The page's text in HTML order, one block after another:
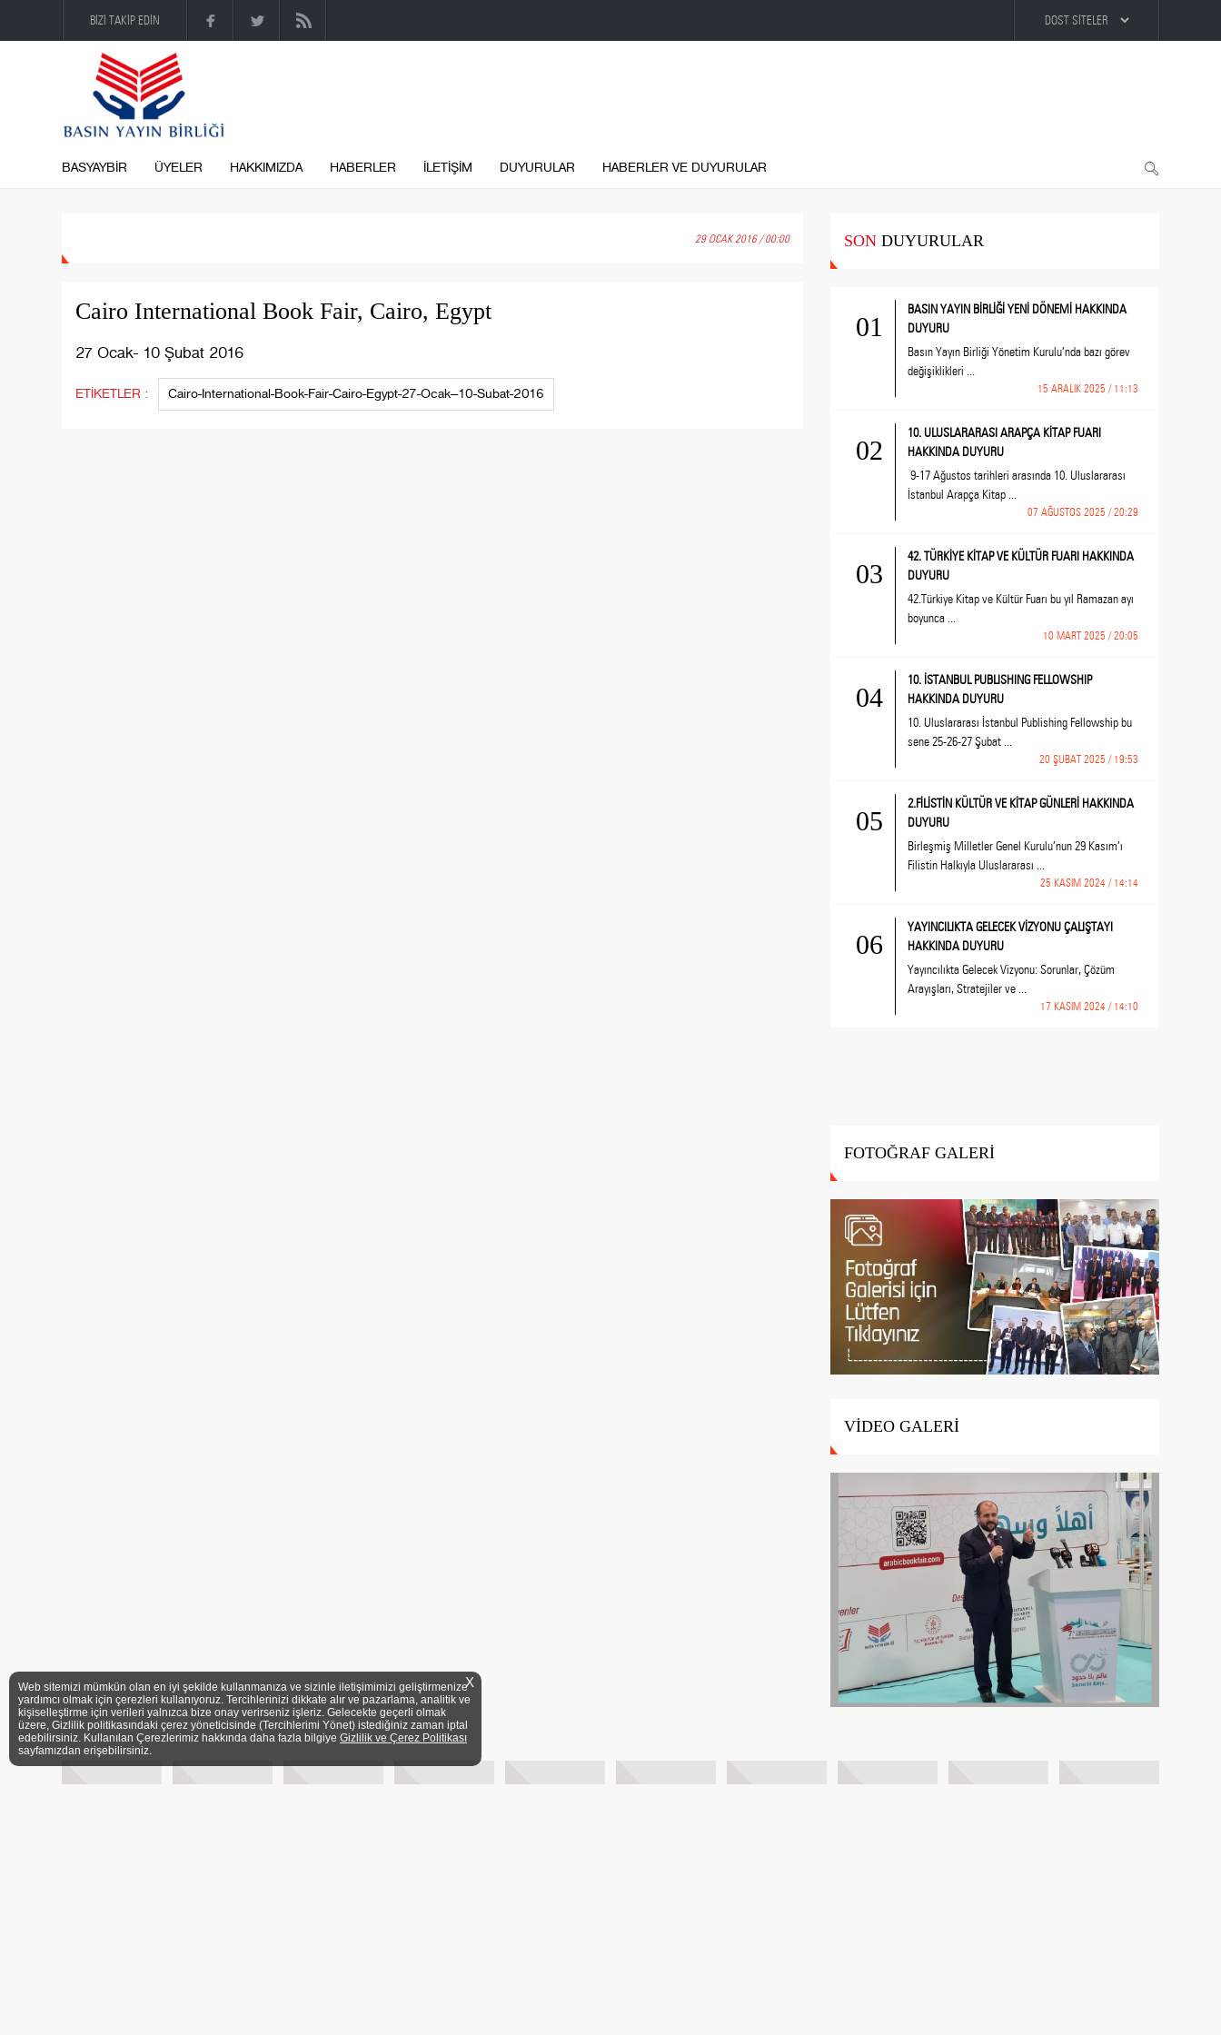
BİZİ TAKİP EDİN
BASYAYBİR ÜYELER HAKKIMIZDA HABERLER İLETİŞİM DUYURULAR HABERLER VE DUYURULAR
29 OCAK 2016 / 00:00
Cairo International Book Fair, Cairo, Egypt
27 Ocak- 10 Şubat 2016
ETİKETLER : Cairo-International-Book-Fair-Cairo-Egypt-27-Ocak--10-Subat-2016
SONDUYURULAR
01
BASIN YAYIN BİRLİĞİ YENİ DÖNEMİ HAKKINDA
DUYURU
Basın Yayın Birliği Yönetim Kurulu’nda bazı görev
değişiklikleri ...
15 ARALIK 2025 / 11:13
02
10. ULUSLARARASI ARAPÇA KİTAP FUARI
HAKKINDA DUYURU
9-17 Ağustos tarihleri arasında 10. Uluslararası
İstanbul Arapça Kitap ...
07 AĞUSTOS 2025 / 20:29
03
42. TÜRKİYE KİTAP VE KÜLTÜR FUARI HAKKINDA
DUYURU
42.Türkiye Kitap ve Kültür Fuarı bu yıl Ramazan ayı
boyunca ...
10 MART 2025 / 20:05
04
10. İSTANBUL PUBLISHING FELLOWSHIP
HAKKINDA DUYURU
10. Uluslararası İstanbul Publishing Fellowship bu
sene 25-26-27 Şubat ...
20 ŞUBAT 2025 / 19:53
05
2.FİLİSTİN KÜLTÜR VE KİTAP GÜNLERİ HAKKINDA
DUYURU
Birleşmiş Milletler Genel Kurulu’nun 29 Kasım’ı
Filistin Halkıyla Uluslararası ...
25 KASIM 2024 / 14:14
06
YAYINCILIKTA GELECEK VİZYONU ÇALIŞTAYI
HAKKINDA DUYURU
Yayıncılıkta Gelecek Vizyonu: Sorunlar, Çözüm
Arayışları, Stratejiler ve ...
17 KASIM 2024 / 14:10
FOTOĞRAF GALERİ
VİDEO GALERİ
Web sitemizi mümkün olan en iyi şekilde kullanmanıza ve sizinle iletişimimizi geliştirmenize
yardımcı olmak için çerezleri kullanıyoruz. Tercihlerinizi dikkate alır ve pazarlama, analitik ve
kişiselleştirme için verileri yalnızca bize onay verirseniz işleriz. Gelecekte geçerli olmak
üzere, Gizlilik politikasındaki çerez yöneticisinde (Tercihlerimi Yönet) istediğiniz zaman iptal
edebilirsiniz. Kullanılan Çerezlerimiz hakkında daha fazla bilgiye Gizlilik ve Çerez Politikası
sayfamızdan erişebilirsiniz.
X